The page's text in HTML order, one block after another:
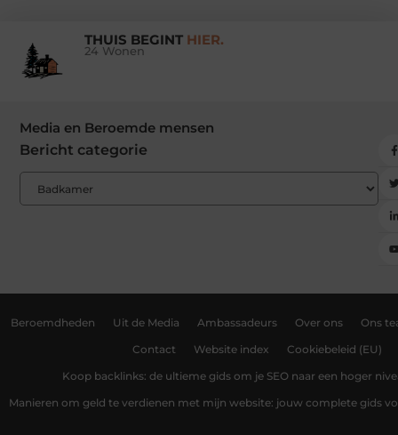
THUIS BEGINT HIER.
24 Wonen
Media en Beroemde mensen
Bericht categorie
Beroemdheden Uit de Media Ambassadeurs Over ons Ons
Contact Website index Cookiebeleid (EU)
Koop backlinks: de ultieme gids om je SEO naar een hoger
Manieren om geld te verdienen met mijn website: jouw complete gids